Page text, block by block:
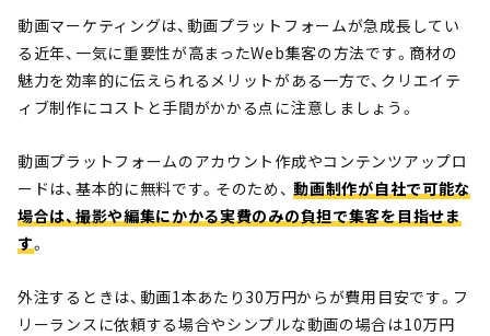
動画マーケティングは、動画プラットフォームが急成長してい
る近年、一気に重要性が高まったWeb集客の方法です。商材の
魅力を効率的に伝えられるメリットがある一方で、クリエイテ
ィブ制作にコストと手間がかかる点に注意しましょう。
動画プラットフォームのアカウント作成やコンテンツアップロ
ードは、基本的に無料です。そのため、動画制作が自社で可能な
場合は、撮影や編集にかかる実費のみの負担で集客を目指せま
す。
外注するときは、動画1本あたり30万円からが費用目安です。フ
リーランスに依頼する場合やシンプルな動画の場合は10万円